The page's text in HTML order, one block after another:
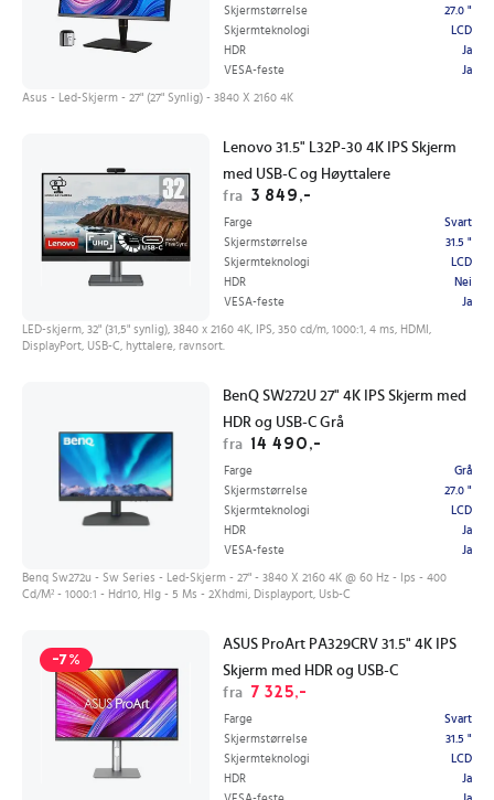
Skjermstørrelse
27.0 "
Skjermteknologi
LCD
HDR
Ja
VESA-feste
Ja
Asus - Led-Skjerm - 27" (27" Synlig) - 3840 X 2160 4K
Lenovo 31.5" L32P-30 4K IPS Skjerm
med USB-C og Høyttalere
fra 3 849,-
Farge
Svart
Skjermstørrelse
31.5 "
Skjermteknologi
LCD
HDR
Nei
VESA-feste
Ja
LED-skjerm, 32" (31,5" synlig), 3840 x 2160 4K, IPS, 350 cd/m, 1000:1, 4 ms, HDMI,
DisplayPort, USB-C, hyttalere, ravnsort.
BenQ SW272U 27" 4K IPS Skjerm med
HDR og USB-C Grå
fra 14 490,-
Farge
Grå
Skjermstørrelse
27.0 "
Skjermteknologi
LCD
HDR
Ja
VESA-feste
Ja
Benq Sw272u - Sw Series - Led-Skjerm - 27" - 3840 X 2160 4K @ 60 Hz - Ips - 400
Cd/M² - 1000:1 - Hdr10, Hlg - 5 Ms - 2Xhdmi, Displayport, Usb-C
-7%
ASUS ProArt PA329CRV 31.5" 4K IPS
Skjerm med HDR og USB-C
fra 7 325,-
Farge
Svart
Skjermstørrelse
31.5 "
Skjermteknologi
LCD
HDR
Ja